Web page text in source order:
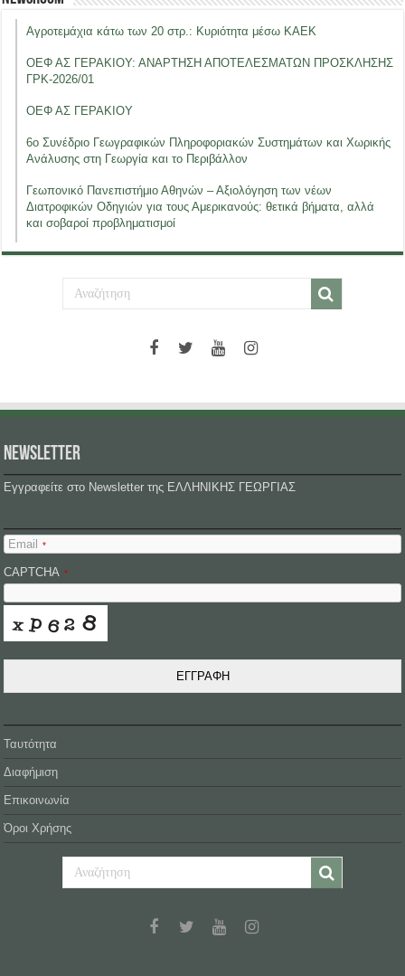
Αγροτεμάχια κάτω των 20 στρ.: Κυριότητα μέσω ΚΑΕΚ
ΟΕΦ ΑΣ ΓΕΡΑΚΙΟΥ: ΑΝΑΡΤΗΣΗ ΑΠΟΤΕΛΕΣΜΑΤΩΝ ΠΡΟΣΚΛΗΣΗΣ
ΓΡΚ-2026/01
ΟΕΦ ΑΣ ΓΕΡΑΚΙΟΥ
6ο Συνέδριο Γεωγραφικών Πληροφοριακών Συστημάτων και Χωρικής
Ανάλυσης στη Γεωργία και το Περιβάλλον
Γεωπονικό Πανεπιστήμιο Αθηνών – Αξιολόγηση των νέων
Διατροφικών Οδηγιών για τους Αμερικανούς: θετικά βήματα, αλλά
και σοβαροί προβληματισμοί
NEWSLETTER
Εγγραφείτε στο Newsletter της ΕΛΛΗΝΙΚΗΣ ΓΕΩΡΓΙΑΣ
Email *
CAPTCHA *
ΕΓΓΡΑΦΗ
Ταυτότητα
Διαφήμιση
Επικοινωνία
Όροι Χρήσης